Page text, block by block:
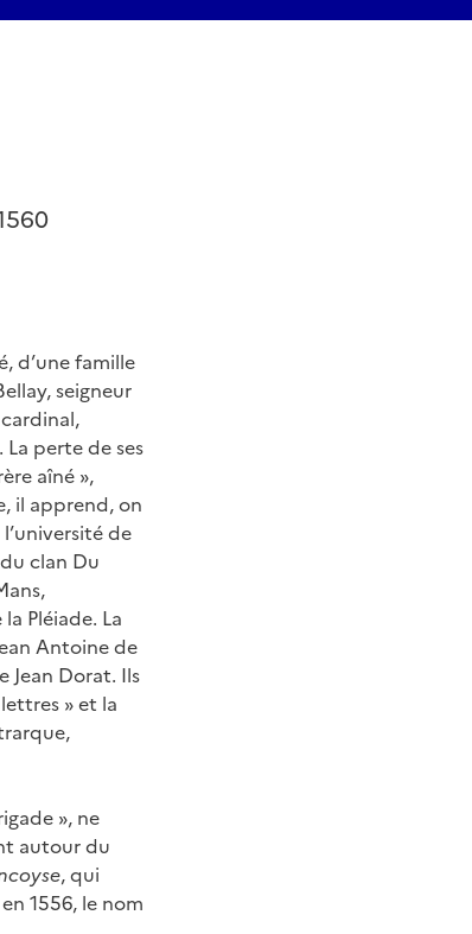
d’une famille
seigneur
perte de ses
aîné »,
il apprend, on
de
clan Du
Pléiade. La
Antoine de
Jean Dorat. Ils
» et la
», ne
autour du
, qui
1556, le nom